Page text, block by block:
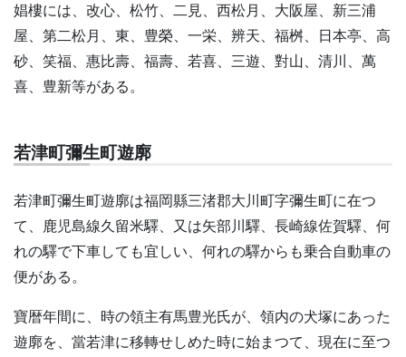
娼樓には、改心、松竹、二見、西松月、大阪屋、新三浦
屋、第二松月、東、豊榮、一栄、辨天、福桝、日本亭、高
砂、笑福、惠比壽、福壽、若喜、三遊、對山、清川、萬
喜、豊新等がある。
若津町彌生町遊廓
若津町彌生町遊廓は福岡縣三渚郡大川町字彌生町に在つ
て、鹿児島線久留米驛、又は矢部川驛、長崎線佐賀驛、何
れの驛で下車しても宜しい、何れの驛からも乗合自動車の
便がある。
寶暦年間に、時の領主有馬豊光氏が、領内の犬塚にあった
遊廓を、當若津に移轉せしめた時に始まつて、現在に至つ